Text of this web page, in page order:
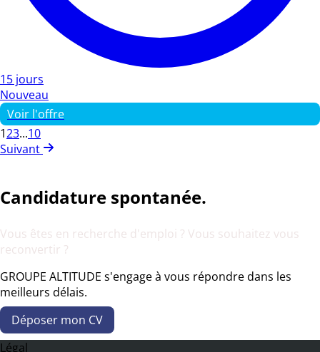
15 jours
Nouveau
Voir l'offre
123...10
Suivant
Candidature spontanée.
Vous êtes en recherche d'emploi ? Vous souhaitez vous
reconvertir ?
GROUPE ALTITUDE s'engage à vous répondre dans les
meilleurs délais.
Déposer mon CV
Légal